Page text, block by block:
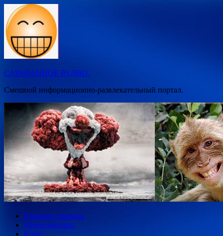
Перейти
содержимому
САРАФАННОЕ РАДИО.
Смешной информационно-развлекательный портал.
Главная страница
Демотиваторы
Кино